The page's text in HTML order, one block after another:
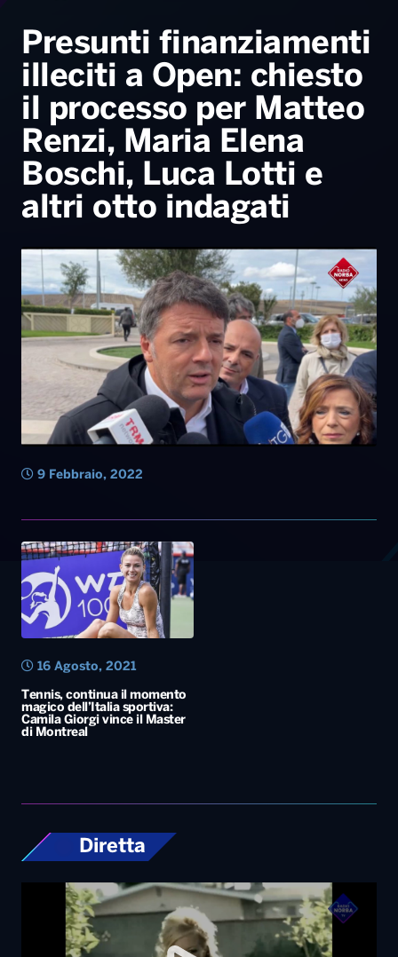
PALATOUR
Musica e Spettacolo
Sport
Radio Norba Consiglia
Leggerissime
Generale
Novità
Notiziario
Interviste
Oroscopo
Speciale Astrabilia 2026
Radio Norba News TV
Voce al Bari
Battiti Live 2026
Gallery
Presunti finanziamenti
illeciti a Open: chiesto
il processo per Matteo
Renzi, Maria Elena
Boschi, Luca Lotti e
altri otto indagati
9 Febbraio, 2022
Tennis, continua il momento
magico dell’Italia sportiva:
Camila Giorgi vince il Master
di Montreal
16 Agosto, 2021
Diretta